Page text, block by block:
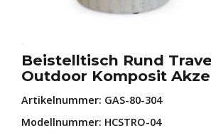
Beistelltisch Rund
Outdoor Komposit
Artikelnummer: GAS-80-304
Modellnummer: HCSTRO-04